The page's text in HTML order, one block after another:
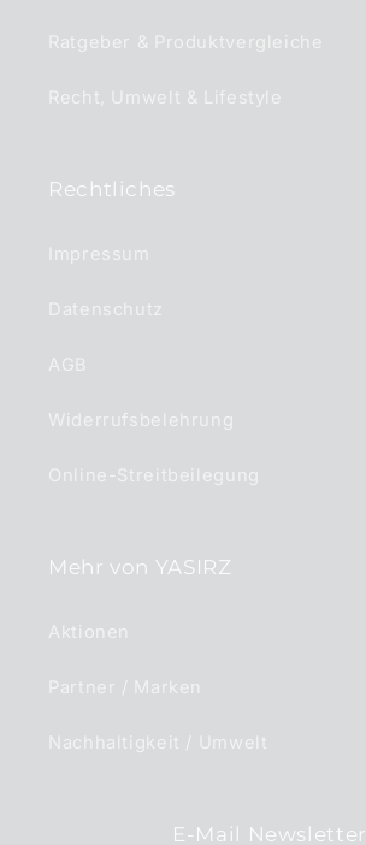
Ratgeber & Produktvergleiche
Recht, Umwelt & Lifestyle
Rechtliches
Impressum
Datenschutz
AGB
Widerrufsbelehrung
Online-Streitbeilegung
Mehr von YASIRZ
Aktionen
Partner / Marken
Nachhaltigkeit / Umwelt
E-Mail Newsletter